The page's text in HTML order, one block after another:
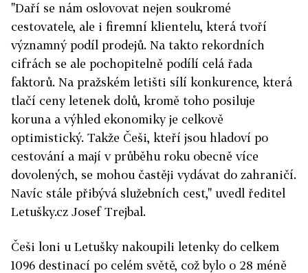
"Daří se nám oslovovat nejen soukromé
cestovatele, ale i firemní klientelu, která tvoří
významný podíl prodejů. Na takto rekordních
cifrách se ale pochopitelně podílí celá řada
faktorů. Na pražském letišti sílí konkurence, která
tlačí ceny letenek dolů, kromě toho posiluje
koruna a výhled ekonomiky je celkově
optimistický. Takže Češi, kteří jsou hladoví po
cestování a mají v průběhu roku obecně více
dovolených, se mohou častěji vydávat do zahraničí.
Navíc stále přibývá služebních cest," uvedl ředitel
Letušky.cz Josef Trejbal.
Češi loni u Letušky nakoupili letenky do celkem
1096 destinací po celém světě, což bylo o 28 méně